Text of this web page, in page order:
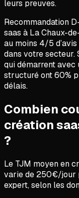
leurs preuves.
Recommandation
saas à La Chaux-
au moins 4/5
dans votre secteur.
qui démarrent
structuré ont 60%
délais.
Combien
création
?
Le TJM moyen en
varie de 250€/jour
expert, selon les